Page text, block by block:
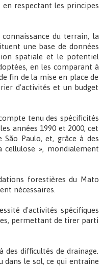
respectant les principes
du terrain, la
une base de données
spatiale et le potentiel
en les comparant à
fin de la mise en place de
d'activités et un budget
tenu des spécificités
années 1990 et 2000, cet
Paulo, et, grâce à des
», mondialement
forestières du Mato
nécessaires.
d'activités spécifiques
permettant de tirer parti
difficultés de drainage.
dans le sol, ce qui entraîne